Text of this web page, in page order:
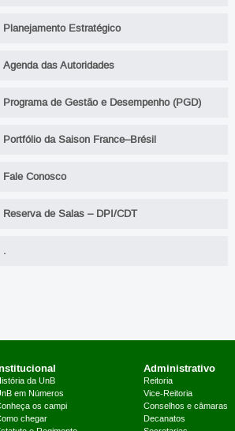
Planejamento Estratégico
Agenda das Autoridades
Programa de Gestão e Desempenho (PGD)
Portfólio da Saison France–Brésil
Fale Conosco
Reserva de Salas – DPI/CDT
.
da UnB
em Números
os campi
chegar
Administrativo
Reitoria
Vice-Reitoria
Conselhos e câmaras
Decanatos